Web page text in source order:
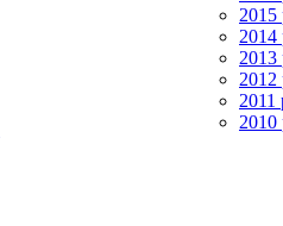
2015
2014
2013
2012
2011
2010